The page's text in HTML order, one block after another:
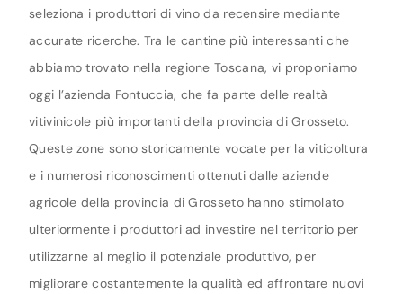
seleziona i produttori di vino da recensire mediante
accurate ricerche. Tra le cantine più interessanti che
abbiamo trovato nella regione Toscana, vi proponiamo
oggi l’azienda Fontuccia, che fa parte delle realtà
vitivinicole più importanti della provincia di Grosseto.
Queste zone sono storicamente vocate per la viticoltura
e i numerosi riconoscimenti ottenuti dalle aziende
agricole della provincia di Grosseto hanno stimolato
ulteriormente i produttori ad investire nel territorio per
utilizzarne al meglio il potenziale produttivo, per
migliorare costantemente la qualità ed affrontare nuovi